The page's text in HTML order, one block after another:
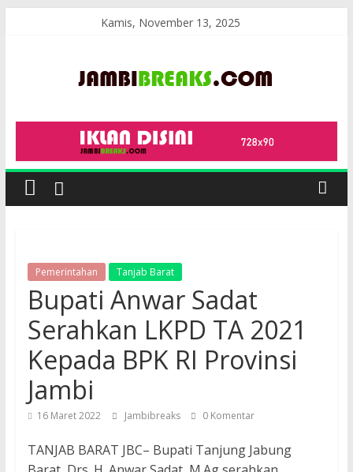
Kamis, November 13, 2025
JambiBreaks
Pemerintahan Tanjab Barat
Bupati Anwar Sadat
Serahkan LKPD TA 2021
Kepada BPK RI Provinsi
Jambi
16 Maret 2022 Jambibreaks 0 Komentar
TANJAB BARAT JBC– Bupati Tanjung Jabung